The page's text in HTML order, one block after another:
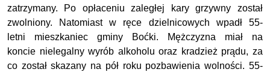
zatrzymany. Po opłaceniu zaległej kary grzywny został
zwolniony. Natomiast w ręce dzielnicowych wpadł 55-
letni mieszkaniec gminy Boćki. Mężczyzna miał na
koncie nielegalny wyrób alkoholu oraz kradzież prądu, za
co został skazany na pół roku pozbawienia wolności. 55-